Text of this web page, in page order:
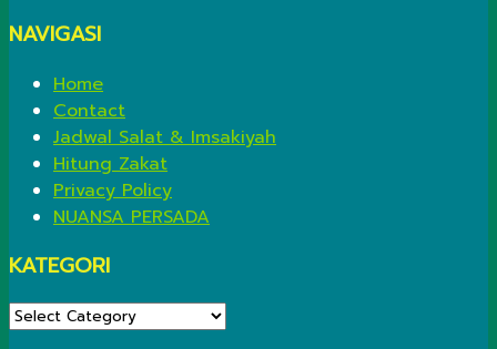
NAVIGASI
Home
Contact
Jadwal Salat & Imsakiyah
Hitung Zakat
Privacy Policy
NUANSA PERSADA
KATEGORI
KATEGORI